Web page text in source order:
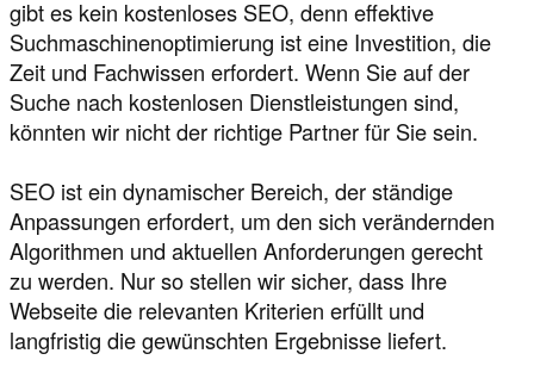
gibt es kein kostenloses SEO, denn effektive
Suchmaschinenoptimierung ist eine Investition, die
Zeit und Fachwissen erfordert. Wenn Sie auf der
Suche nach kostenlosen Dienstleistungen sind,
könnten wir nicht der richtige Partner für Sie sein.
SEO ist ein dynamischer Bereich, der ständige
Anpassungen erfordert, um den sich verändernden
Algorithmen und aktuellen Anforderungen gerecht
zu werden. Nur so stellen wir sicher, dass Ihre
Webseite die relevanten Kriterien erfüllt und
langfristig die gewünschten Ergebnisse liefert.